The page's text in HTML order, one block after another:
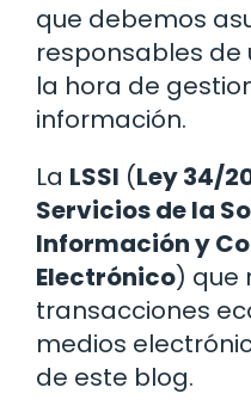
que debemos
responsables de
la hora de
información.
La LSSI (Ley 34/
Servicios de la
Información y
Electrónico) que
transacciones
medios
de este blog.